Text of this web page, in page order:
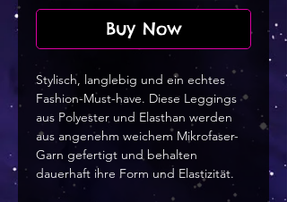
Buy Now
Stylisch, langlebig und ein echtes
Fashion-Must-have. Diese Leggings
aus Polyester und Elasthan werden
aus angenehm weichem Mikrofaser-
Garn gefertigt und behalten
dauerhaft ihre Form und Elastizität.